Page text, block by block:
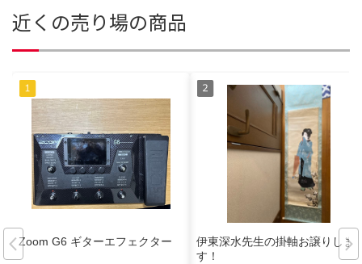
近くの売り場の商品
Zoom G6 ギターエフェクター
伊東深水先生の掛軸お譲りしま
す！